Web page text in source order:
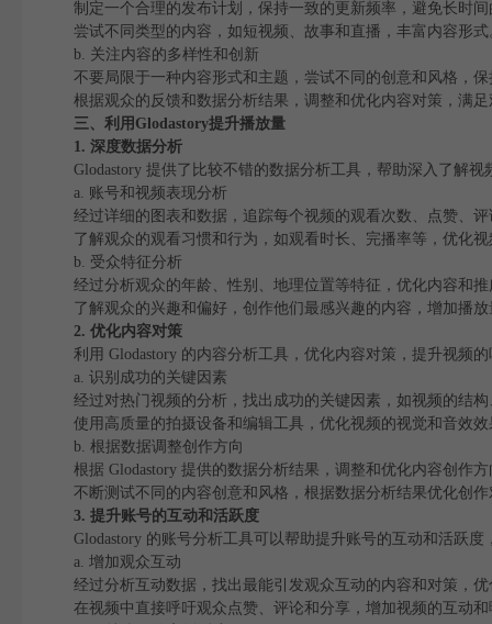
制定一个合理的发布计划，保持一致的更新频率，避免长时
尝试不同类型的内容，如短视频、故事和直播，丰富内容形式
b. 关注内容的多样性和创新
不要局限于一种内容形式和主题，尝试不同的创意和风格，
根据观众的反馈和数据分析结果，调整和优化内容对策，满
三、利用Glodastory提升播放量
1. 深度数据分析
Glodastory 提供了比较不错的数据分析工具，帮助深入了解视
a. 账号和视频表现分析
经过详细的图表和数据，追踪每个视频的观看次数、点赞、
了解观众的观看习惯和行为，如观看时长、完播率等，优化
b. 受众特征分析
经过分析观众的年龄、性别、地理位置等特征，优化内容和
了解观众的兴趣和偏好，创作他们最感兴趣的内容，增加播
2. 优化内容对策
利用 Glodastory 的内容分析工具，优化内容对策，提升视频
a. 识别成功的关键因素
经过对热门视频的分析，找出成功的关键因素，如视频的结
使用高质量的拍摄设备和编辑工具，优化视频的视觉和音效
b. 根据数据调整创作方向
根据 Glodastory 提供的数据分析结果，调整和优化内容创作
不断测试不同的内容创意和风格，根据数据分析结果优化创
3. 提升账号的互动和活跃度
Glodastory 的账号分析工具可以帮助提升账号的互动和活跃度
a. 增加观众互动
经过分析互动数据，找出最能引发观众互动的内容和对策，
在视频中直接呼吁观众点赞、评论和分享，增加视频的互动